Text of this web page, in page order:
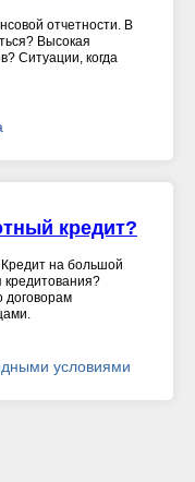
отчетности. В
Высокая
Ситуации, когда
кредит?
на большой
кредитования?
договорам
условиями